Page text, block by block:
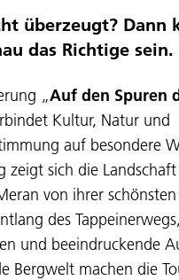
überzeugt? Dann
das Richtige sein.
„Auf den Spuren
Kultur, Natur und
auf besondere
zeigt sich die
von ihrer
des
und beeindruckende
Bergwelt machen die